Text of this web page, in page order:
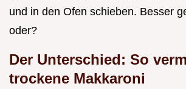
und in den Ofen schieben. Besser
oder?
Der Unterschied: So
trockene Makkaroni